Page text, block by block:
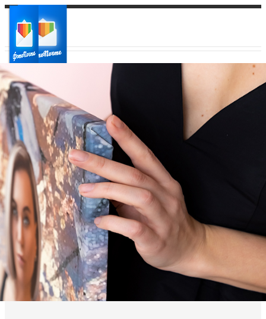
Ваш город:
Ваш регион доставки
Выберите из списка: